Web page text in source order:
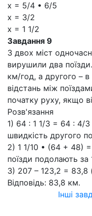
x = 5/4 • 6/5
x = 3/2
х = 1 1/2
Завдання 9
З двох міст
вирушили два
км/год, а другого –
відстань між
початку руху, якщо
Розв'язання
1) 64 : 1 1/3 = 64 : 4/
швидкість другого
2) 1 1/10 • (64 + 48)
поїзди подолають за
3) 207 – 123,2 = 83,8
Відповідь: 83,8 км.
Інші